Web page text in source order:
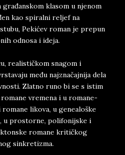
klasom u njenom
kao spiralni reljef na
Pekićev roman je prepun
odnosa i ideja.
realističkom snagom i
među najznačajnija dela
Zlatno runo bi se s istim
vremena i u romane-
likova, u genealoške
u prostorne, polifonijske i
romane kritičkog
sinkretizma.